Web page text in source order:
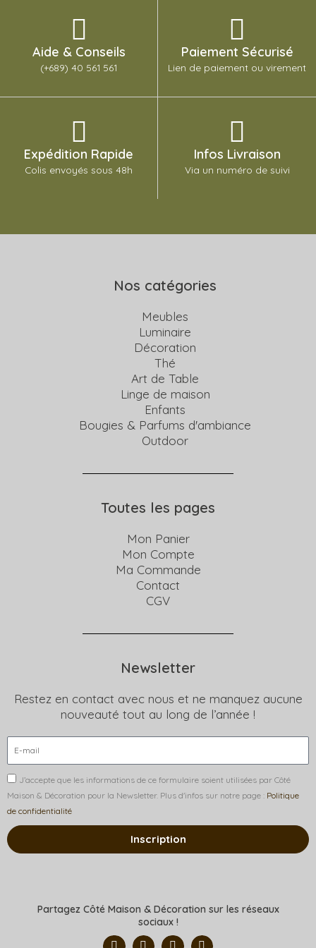
Aide & Conseils
(+689) 40 561 561
Paiement Sécurisé
Lien de paiement ou virement
Expédition Rapide
Colis envoyés sous 48h
Infos Livraison
Via un numéro de suivi
Nos catégories
Meubles
Luminaire
Décoration
Thé
Art de Table
Linge de maison
Enfants
Bougies & Parfums d'ambiance
Outdoor
Toutes les pages
Mon Panier
Mon Compte
Ma Commande
Contact
CGV
Newsletter
Restez en contact avec nous et ne manquez aucune
nouveauté tout au long de l’année !
J’accepte que les informations de ce formulaire soient utilisées par Côté
Maison & Décoration pour la Newsletter. Plus d'infos sur notre page : Politique
de confidentialité
Inscription
Partagez Côté Maison & Décoration sur les réseaux
sociaux !